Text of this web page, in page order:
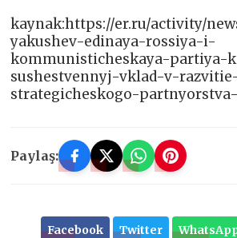
kaynak:https://er.ru/activity/
yakushev-edinaya-rossiya-i-
kommunisticheskaya-partiya-
sushestvennyj-vklad-v-
strategicheskogo-
Paylaş:
Facebook Twitter